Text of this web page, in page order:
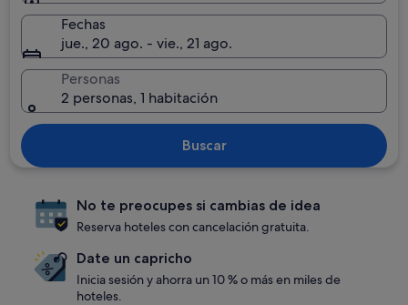
Fechas
jue., 20 ago. - vie., 21 ago.
Personas
2 personas, 1 habitación
Buscar
No te preocupes si cambias de idea
Reserva hoteles con cancelación gratuita.
Date un capricho
Inicia sesión y ahorra un 10 % o más en miles de
hoteles.